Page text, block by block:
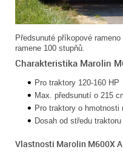
Předsunuté příkopové rameno
ramene 100 stupňů.
Charakteristika Marolin
Pro traktory 120-160 HP
Max. předsunutí o 215
Pro traktory o hmotnosti
Dosah od středu
Vlastnosti Marolin M600X